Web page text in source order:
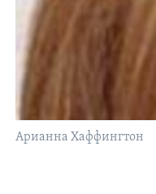
Арианна Хаффингтон